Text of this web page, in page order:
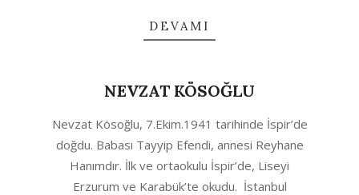
DEVAMI
NEVZAT KÖSOĞLU
08-
12
Nevzat Kösoğlu, 7.Ekim.1941 tarihinde İspir’de
doğdu. Babası Tayyip Efendi, annesi Reyhane
Hanımdır. İlk ve ortaokulu İspir’de, Liseyi
Erzurum ve Karabük’te okudu. İstanbul